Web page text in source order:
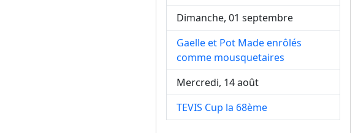
Dimanche, 01 septembre
Gaelle et Pot Made enrôlés
comme mousquetaires
Mercredi, 14 août
TEVIS Cup la 68ème